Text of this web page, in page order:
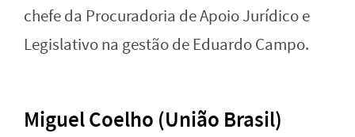
chefe da Procuradoria de Apoio Jurídico e
Legislativo na gestão de Eduardo Campo.
Miguel Coelho (União Brasil)